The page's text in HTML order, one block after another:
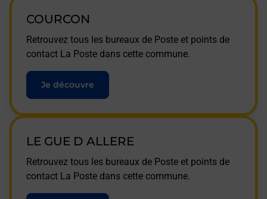
COURCON
Retrouvez tous les bureaux de Poste et points de
contact La Poste dans cette commune.
Je découvre
LE GUE D ALLERE
Retrouvez tous les bureaux de Poste et points de
contact La Poste dans cette commune.